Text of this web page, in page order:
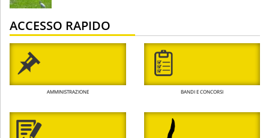
ACCESSO RAPIDO
AMMINISTRAZIONE BANDI E CONCORSI